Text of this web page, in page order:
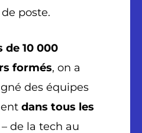
poste.
de 10 000
formés, on a
des équipes
dans tous les
– de la tech au